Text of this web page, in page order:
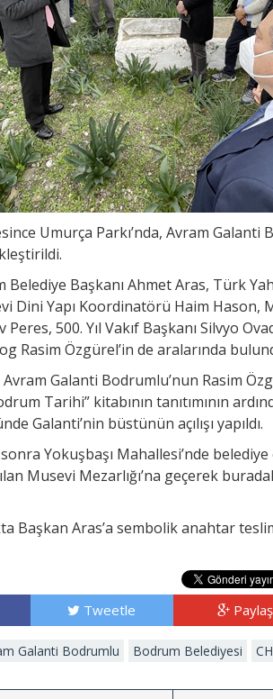
Umurça Parkı’nda, Avram Galanti
Belediye Başkanı Ahmet Aras, Türk
Dini Yapı Koordinatörü Haim Hason,
500. Yıl Vakıf Başkanı Silvyo
Rasim Özgürel’in de aralarında
Galanti Bodrumlu’nun Rasim
Tarihi” kitabının tanıtımının
Galanti’nin büstünün açılışı yapıldı.
sonra Yokuşbaşı Mahallesi’nde
Musevi Mezarlığı’na geçerek
Başkan Aras’a sembolik anahtar
Tweetle Paylaş
Galanti Bodrumlu Bodrum Belediyesi